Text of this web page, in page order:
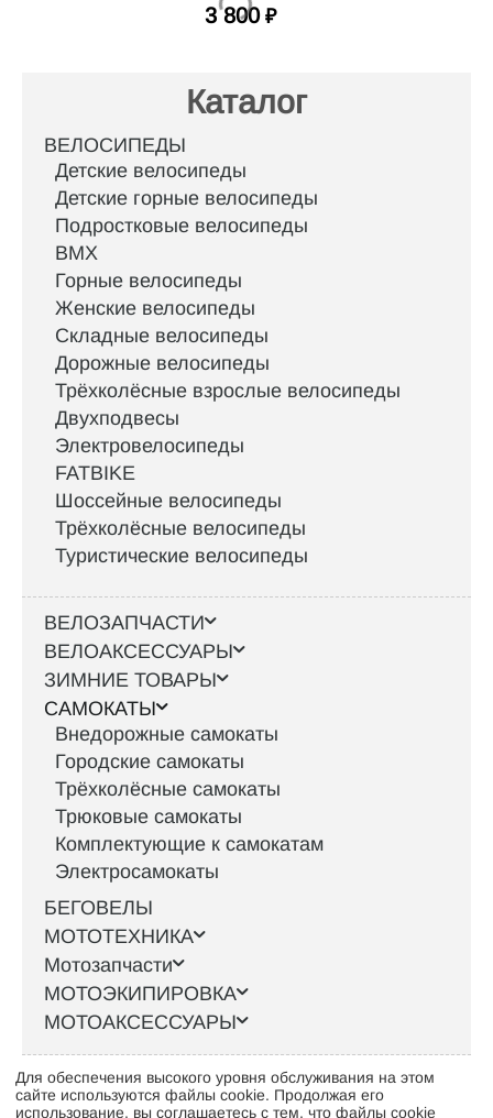
3 800 ₽
Каталог
ВЕЛОСИПЕДЫ
Детские велосипеды
Детские горные велосипеды
Подростковые велосипеды
BMX
Горные велосипеды
Женские велосипеды
Складные велосипеды
Дорожные велосипеды
Трёхколёсные взрослые велосипеды
Двухподвесы
Электровелосипеды
FATBIKE
Шоссейные велосипеды
Трёхколёсные велосипеды
Туристические велосипеды
ВЕЛОЗАПЧАСТИ
ВЕЛОАКСЕССУАРЫ
ЗИМНИЕ ТОВАРЫ
САМОКАТЫ
Внедорожные самокаты
Городские самокаты
Трёхколёсные самокаты
Трюковые самокаты
Комплектующие к самокатам
Электросамокаты
БЕГОВЕЛЫ
МОТОТЕХНИКА
Мотозапчасти
МОТОЭКИПИРОВКА
МОТОАКСЕССУАРЫ
Интернет-магазин велосипедов VELO52.RU
Для обеспечения высокого уровня обслуживания на этом
сайте используются файлы cookie. Продолжая его
использование, вы соглашаетесь с тем, что файлы cookie